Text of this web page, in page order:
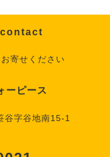
contact
寄せください
ーピース
谷字谷地南15-1